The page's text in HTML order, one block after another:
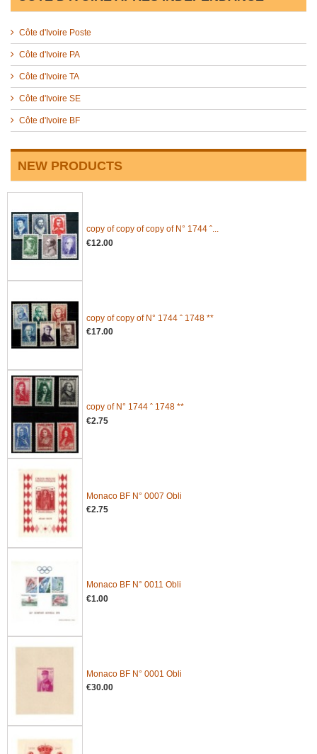
Côte d'Ivoire Poste
Côte d'Ivoire PA
Côte d'Ivoire TA
Côte d'Ivoire SE
Côte d'Ivoire BF
NEW PRODUCTS
copy of copy of copy of N° 1744 ˆ...
€12.00
copy of copy of N° 1744 ˆ 1748 **
€17.00
copy of N° 1744 ˆ 1748 **
€2.75
Monaco BF N° 0007 Obli
€2.75
Monaco BF N° 0011 Obli
€1.00
Monaco BF N° 0001 Obli
€30.00